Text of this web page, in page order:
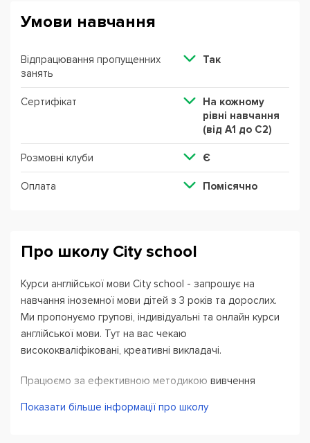
Умови навчання
Відпрацювання пропущенних
занять
Так
Сертифікат
На кожному
рівні навчання
(від А1 до С2)
Розмовні клуби Є
Оплата Помісячно
Про школу City school
Курси англійської мови City school - запрошує на
навчання іноземної мови дітей з 3 років та дорослих.
Ми пропонуємо групові, індивідуальні та онлайн курси
англійської мови. Тут на вас чекаю
висококваліфіковані, креативні викладачі.
Працюємо за ефективною методикою вивчення
література, проводимо ауді і відео уроки. Ми часто
Показати більше інформації про школу